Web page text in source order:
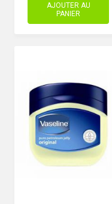
AJOUTER AU
PANIER